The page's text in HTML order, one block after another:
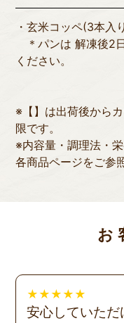
・玄米コッペ(3本入
＊パンは 解凍後2
ください。
※【】は出荷後から
限です。
※内容量・調理法・
各商品ページをご参
お
★ ★ ★ ★ ★
安心していただ